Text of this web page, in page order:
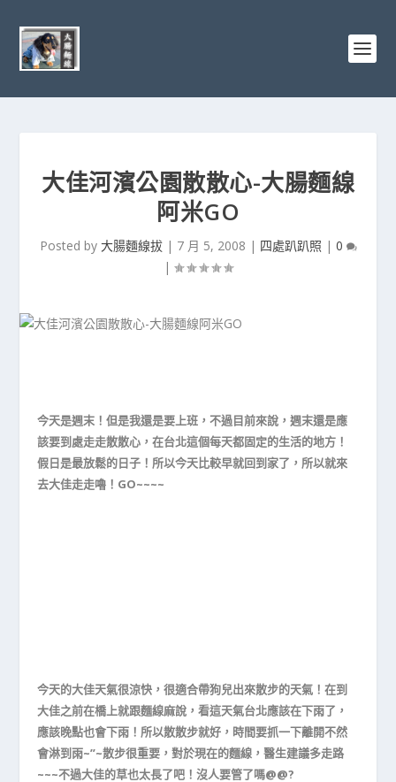
大佳河濱公園散散心-大腸麵線
阿米GO
Posted by 大腸麵線拔| 7 月 5, 2008 | 四處趴趴照 | 0
|
今天是週末！但是我還是要上班，不過目前來說，週末還是應
該要到處走走散散心，在台北這個每天都固定的生活的地方！
假日是最放鬆的日子！所以今天比較早就回到家了，所以就來
去大佳走走嚕！GO~~~~
今天的大佳天氣很涼快，很適合帶狗兒出來散步的天氣！在到
大佳之前在橋上就跟麵線麻說，看這天氣台北應該在下雨了，
應該晚點也會下雨！所以散散步就好，時間要抓一下離開不然
會淋到雨~”~散步很重要，對於現在的麵線，醫生建議多走路
~~~不過大佳的草也太長了吧！沒人要管了嗎@@?